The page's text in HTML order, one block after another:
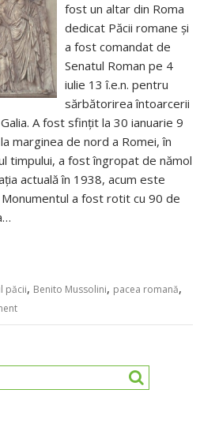
fost un altar din Roma
dedicat Păcii romane și
a fost comandat de
Senatul Roman pe 4
iulie 13 î.e.n. pentru
sărbătorirea întoarcerii
A fost sfințit la 30 ianuarie 9
marginea de nord a Romei, în
timpului, a fost îngropat de nămol
actuală în 1938, acum este
a fost rotit cu 90 de
păcii, Benito Mussolini, pacea romană,